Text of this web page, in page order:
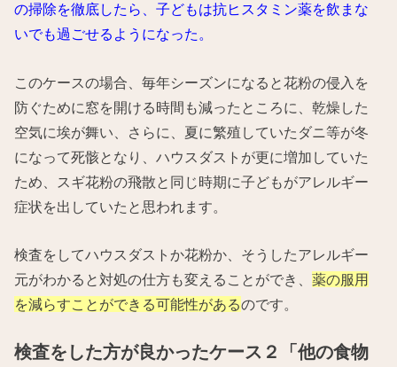
の掃除を徹底したら、子どもは抗ヒスタミン薬を飲まな
いでも過ごせるようになった。
このケースの場合、毎年シーズンになると花粉の侵入を
防ぐために窓を開ける時間も減ったところに、乾燥した
空気に埃が舞い、さらに、夏に繁殖していたダニ等が冬
になって死骸となり、ハウスダストが更に増加していた
ため、スギ花粉の飛散と同じ時期に子どもがアレルギー
症状を出していたと思われます。
検査をしてハウスダストか花粉か、そうしたアレルギー
元がわかると対処の仕方も変えることができ、薬の服用
を減らすことができる可能性があるのです。
検査をした方が良かったケース２「他の食物